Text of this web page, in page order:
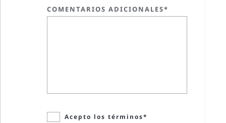
COMENTARIOS ADICIONALES*
Acepto los términos*